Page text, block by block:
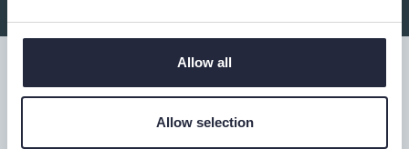
Allow all
Allow selection